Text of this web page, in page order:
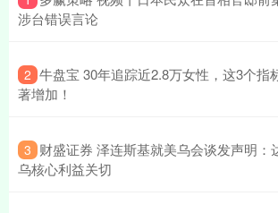
涉台错误言论
2 牛盘宝 30年追踪近2.8万女性，这3个指
著增加！
3 财盛证券 泽连斯基就美乌会谈发声明：
乌核心利益关切